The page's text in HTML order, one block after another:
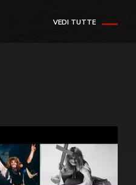
VEDI TUTTE